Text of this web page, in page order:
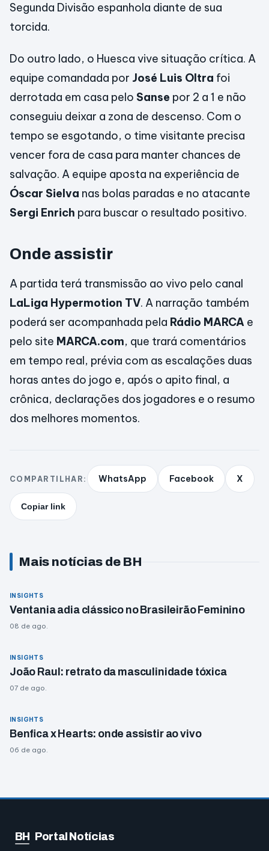
Segunda Divisão espanhola diante de sua
torcida.
Do outro lado, o Huesca vive situação crítica. A
equipe comandada por José Luis Oltra foi
derrotada em casa pelo Sanse por 2 a 1 e não
conseguiu deixar a zona de descenso. Com o
tempo se esgotando, o time visitante precisa
vencer fora de casa para manter chances de
salvação. A equipe aposta na experiência de
Óscar Sielva nas bolas paradas e no atacante
Sergi Enrich para buscar o resultado positivo.
Onde assistir
A partida terá transmissão ao vivo pelo canal
LaLiga Hypermotion TV. A narração também
poderá ser acompanhada pela Rádio MARCA e
pelo site MARCA.com, que trará comentários
em tempo real, prévia com as escalações duas
horas antes do jogo e, após o apito final, a
crônica, declarações dos jogadores e o resumo
dos melhores momentos.
COMPARTILHAR: WhatsApp Facebook X
Copiar link
Mais notícias de BH
INSIGHTS
Ventania adia clássico no Brasileirão Feminino
08 de ago.
INSIGHTS
João Raul: retrato da masculinidade tóxica
07 de ago.
INSIGHTS
Benfica x Hearts: onde assistir ao vivo
06 de ago.
BH Portal Notícias